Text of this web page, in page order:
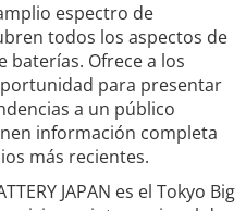
espectro de
todos los aspectos de
baterías. Ofrece a los
para presentar
a un público
información completa
más recientes.
JAPAN es el Tokyo Big